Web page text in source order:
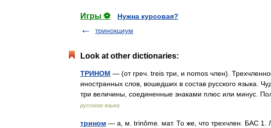
Игры ⚽
Нужна курсовая?
тринокциум
Look at other dictionaries:
ТРИНОМ — (от греч. treis три, и nomos член).
иностранных слов, вошедших в состав русского языка.
три величины, соединенные знаками плюс или минус.
русского языка
трином — а, м. trinôme. мат. То же, что трехчлен. БАС 1.